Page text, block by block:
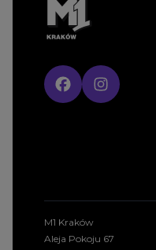
M1 Kraków
Aleja Pokoju 67